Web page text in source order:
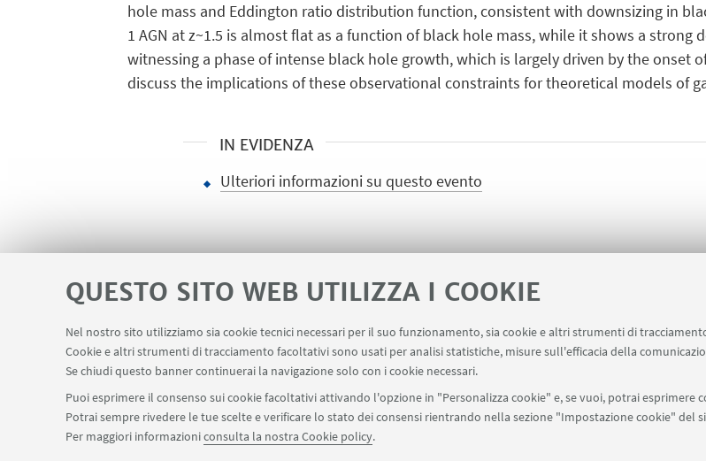
QUESTO SITO WEB UTILIZZA I COOKIE
Nel nostro sito utilizziamo sia cookie tecnici necessari per il suo funzionamento, sia cookie e altri strumenti di
Cookie e altri strumenti di tracciamento facoltativi sono usati per analisi statistiche, misure sull'efficacia della
Se chiudi questo banner continuerai la navigazione solo con i cookie necessari.
Puoi esprimere il consenso sui cookie facoltativi attivando l'opzione in "Personalizza cookie" e, se vuoi, potrai esprimere
Potrai sempre rivedere le tue scelte e verificare lo stato dei consensi rientrando nella sezione "Impostazione cookie" del
Per maggiori informazioniconsulta la nostra Cookie policy.
hole mass and Eddington ratio distribution function, consistent with downsizing in
1 AGN at z~1.5 is almost flat as a function of black hole mass, while it shows a strong
witnessing a phase of intense black hole growth, which is largely driven by the onset
discuss the implications of these observational constraints for theoretical models of
IN EVIDENZA
Ulteriori informazioni su questo evento
LINK UTILI Apps Area Riservata Schermi Infopoint Prenotazione Sale Carta dei
SEGUI IL DIPARTIMENTO SU: SEGUI UNIBO SU: